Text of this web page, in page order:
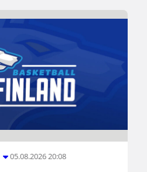
05.08.2026 20:08